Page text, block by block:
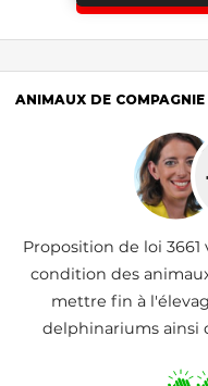
ANIMAUX DE COMPAGNIE
Proposition de loi
condition des
mettre fin à
delphinariums ainsi